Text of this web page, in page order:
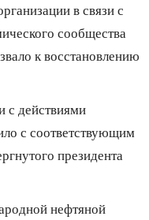
в связи с
сообщества
к восстановлению
с действиями
с соответствующим
президента
нефтяной